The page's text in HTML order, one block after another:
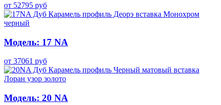
от 52795 руб
Модель: 17 NA
от 37061 руб
Модель: 20 NA